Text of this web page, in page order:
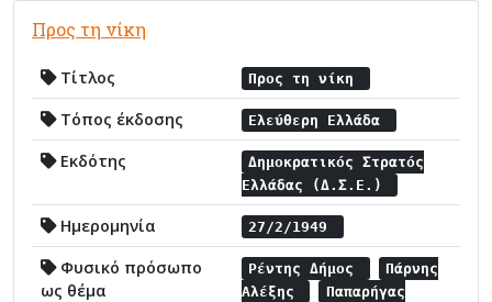
Προς τη νίκη
Τίτλος Προς τη νίκη
Τόπος έκδοσης Ελεύθερη Ελλάδα
Εκδότης
Δημοκρατικός Στρατός
Ελλάδας (Δ.Σ.Ε.)
Ημερομηνία 27/2/1949
Φυσικό πρόσωπο
ως θέμα
Ρέντης Δήμος
Πάρνης
Αλέξης
Παπαρήγας